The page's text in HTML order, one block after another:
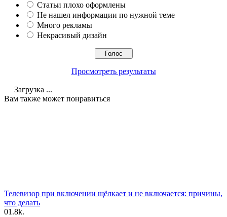
Статьи плохо оформлены
Не нашел информации по нужной теме
Много рекламы
Некрасивый дизайн
Просмотреть результаты
Загрузка ...
Вам также может понравиться
Телевизор при включении щёлкает и не включается: причины,
что делать
01.8k.